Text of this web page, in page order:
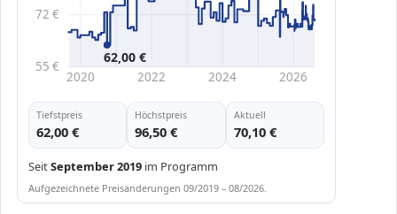
55 €
72 €
2020 2022 2024 2026
62,00 €
Tiefstpreis
62,00 €
Höchstpreis
96,50 €
Aktuell
70,10 €
SeitSeptember 2019 im Programm
Aufgezeichnete Preisänderungen 09/2019 – 08/2026.